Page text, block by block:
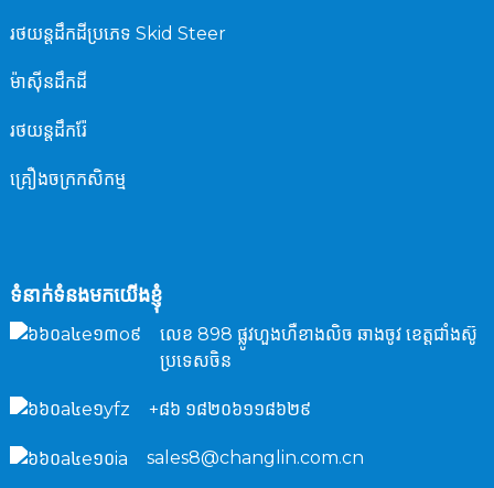
រថយន្ត​ដឹក​ដី​ប្រភេទ Skid Steer
ម៉ាស៊ីន​ដឹក​ដី​
រថយន្តដឹករ៉ែ
គ្រឿងចក្រកសិកម្ម
ទំនាក់ទំនងមកយើងខ្ញុំ
លេខ 898 ផ្លូវហួងហឺខាងលិច ឆាងចូវ ខេត្តជាំងស៊ូ
ប្រទេសចិន
+៨៦ ១៨២០៦១១៨៦២៩
sales8@changlin.com.cn